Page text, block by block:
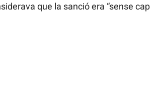
que la sanció era “sense cap